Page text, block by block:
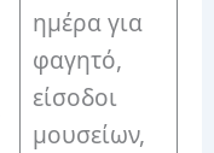
ημέρα για
φαγητό,
είσοδοι
μουσείων,